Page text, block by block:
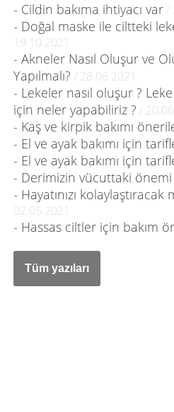
- Cildin bakıma ihtiyacı var/
- Doğal maske ile ciltteki
19.10.2021
- Akneler Nasıl Oluşur ve
Yapılmalı? / 28.06.2021
- Lekeler nasıl oluşur ?
için neler yapabiliriz ? /
- Kaş ve kirpik bakımı
- El ve ayak bakımı için
- El ve ayak bakımı için
- Derimizin vücuttaki önemi
- Hayatınızı
02.05.2021
- Hassas ciltler için bakım